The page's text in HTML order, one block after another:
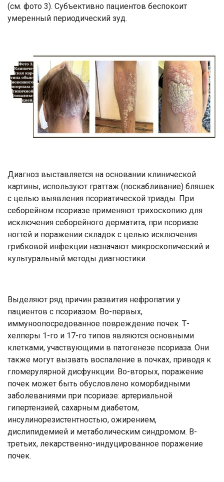
(см. фото 3). Субъективно пациентов беспокоит
умеренный периодический зуд.
Диагноз выставляется на основании клинической
картины, используют граттаж (поскабливание) бляшек
с целью выявления псориатической триады. При
себорейном псориазе применяют трихоскопию для
исключения себорейного дерматита, при псориазе
ногтей и поражении складок с целью исключения
грибковой инфекции назначают микроскопический и
культуральный методы диагностики.
Выделяют ряд причин развития нефропатии у
пациентов с псориазом. Во-первых,
иммуноопосредованное повреждение почек. Т-
хелперы 1-го и 17-го типов являются основными
клетками, участвующими в патогенезе псориаза. Они
также могут вызвать воспаление в почках, приводя к
гломерулярной дисфункции. Во-вторых, поражение
почек может быть обусловлено коморбидными
заболеваниями при псориазе: артериальной
гипертензией, сахарным диабетом,
инсулинорезистентностью, ожирением,
дислипидемией и метаболическим синдромом. В-
третьих, лекарственно-индуцированное поражение
почек.